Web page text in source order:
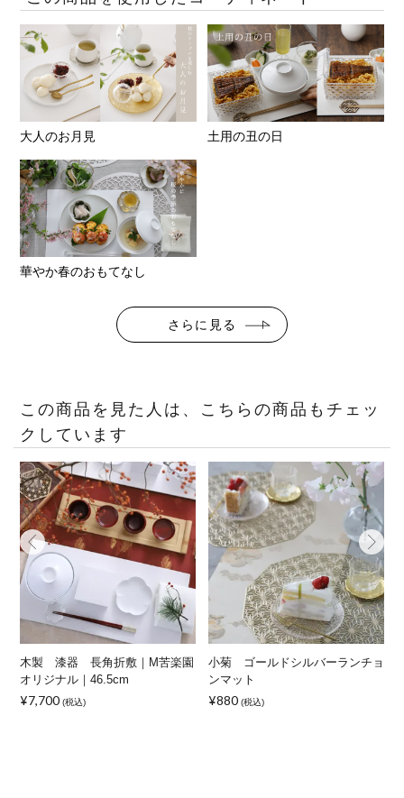
大人のお月見 土用の丑の日
華やか春のおもてなし
さらに見る
この商品を見た人は、こちらの商品もチェッ
クしています
木製 漆器 長角折敷｜M苦楽園
オリジナル｜46.5cm
¥7,700 (税込)
小菊 ゴールドシルバーランチョ
ンマット
¥880 (税込)